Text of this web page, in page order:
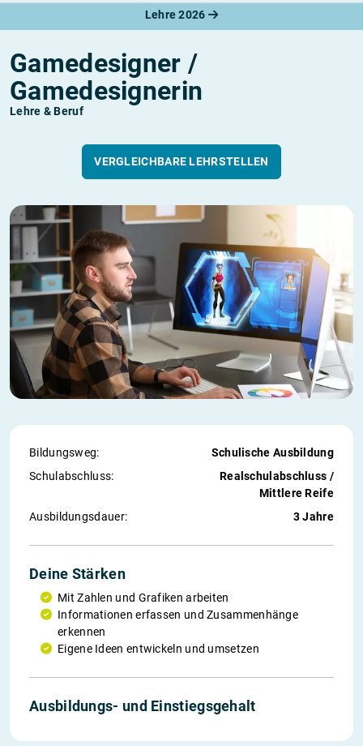
Lehre 2026
Gamedesigner /
Gamedesignerin
Lehre & Beruf
VERGLEICHBARE LEHRSTELLEN
Bildungsweg:
Schulische Ausbildung
Schul­abschluss:
Realschulabschluss /
Mittlere Reife
Ausbildungs­dauer:
3 Jahre
Deine Stärken
Mit Zahlen und Grafiken arbeiten
Informationen erfassen und Zusammenhänge
erkennen
Eigene Ideen entwickeln und umsetzen
Ausbildungs- und Einstiegs­gehalt